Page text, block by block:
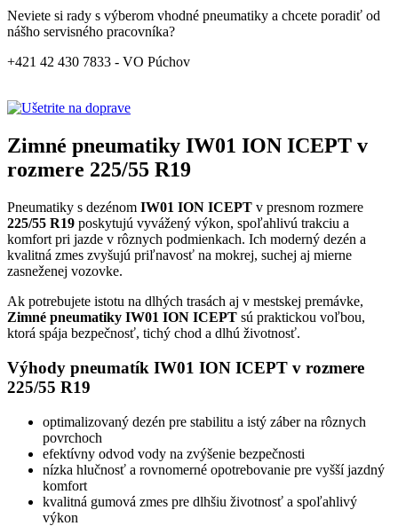
Neviete si rady s výberom vhodné pneumatiky a chcete poradiť od
nášho servisného pracovníka?
+421 42 430 7833 - VO Púchov
Zimné pneumatiky IW01 ION ICEPT v
rozmere 225/55 R19
Pneumatiky s dezénom IW01 ION ICEPT v presnom rozmere
225/55 R19 poskytujú vyvážený výkon, spoľahlivú trakciu a
komfort pri jazde v rôznych podmienkach. Ich moderný dezén a
kvalitná zmes zvyšujú priľnavosť na mokrej, suchej aj mierne
zasneženej vozovke.
Ak potrebujete istotu na dlhých trasách aj v mestskej premávke,
Zimné pneumatiky IW01 ION ICEPT sú praktickou voľbou,
ktorá spája bezpečnosť, tichý chod a dlhú životnosť.
Výhody pneumatík IW01 ION ICEPT v rozmere
225/55 R19
optimalizovaný dezén pre stabilitu a istý záber na rôznych
povrchoch
efektívny odvod vody na zvýšenie bezpečnosti
nízka hlučnosť a rovnomerné opotrebovanie pre vyšší jazdný
komfort
kvalitná gumová zmes pre dlhšiu životnosť a spoľahlivý
výkon